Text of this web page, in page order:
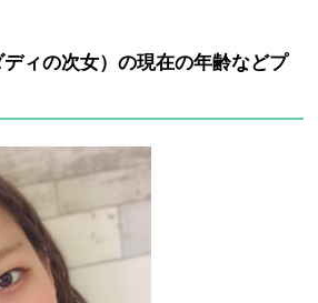
ィの次女）の現在の年齢などプ